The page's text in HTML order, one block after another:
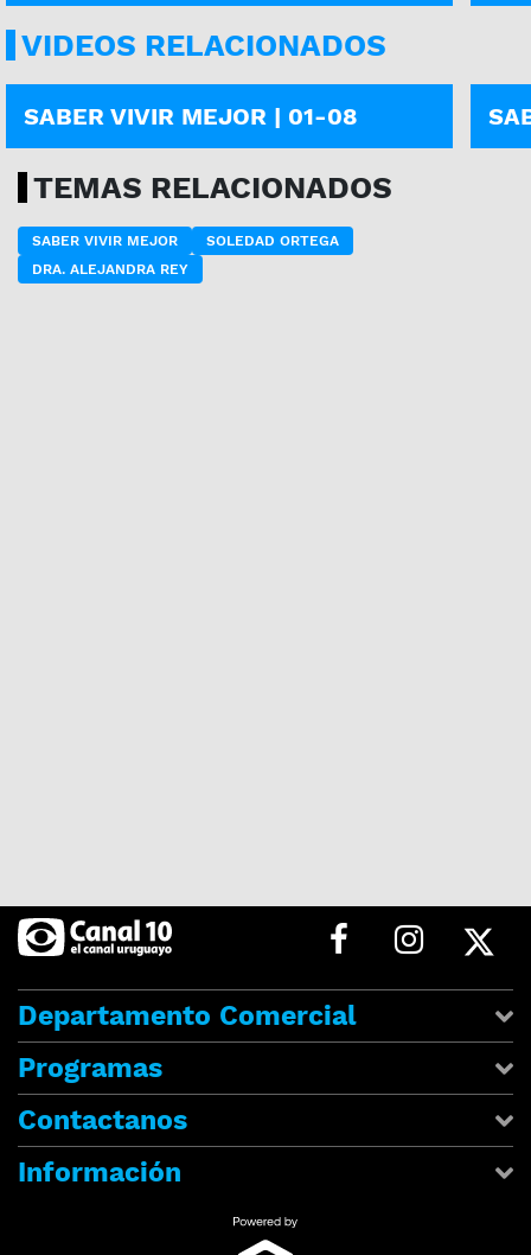
VIDEOS RELACIONADOS
PROGRAMA COMPLETO
SABER VIVIR MEJOR | 01-08
TEMAS RELACIONADOS
SABER VIVIR MEJOR
SOLEDAD ORTEGA
DRA. ALEJANDRA REY
Departamento Comercial
Programas
Contactanos
Información